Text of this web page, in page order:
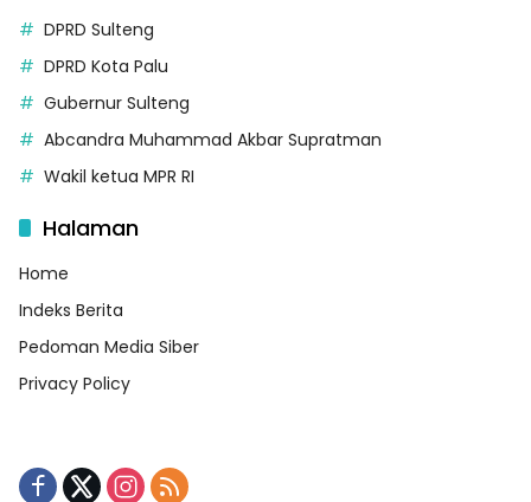
DPRD Sulteng
DPRD Kota Palu
Gubernur Sulteng
Abcandra Muhammad Akbar Supratman
Wakil ketua MPR RI
Halaman
Home
Indeks Berita
Pedoman Media Siber
Privacy Policy